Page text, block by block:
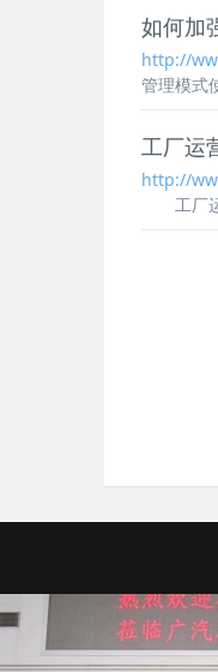
如何加
http://
管理模式
工厂运
http://
工厂